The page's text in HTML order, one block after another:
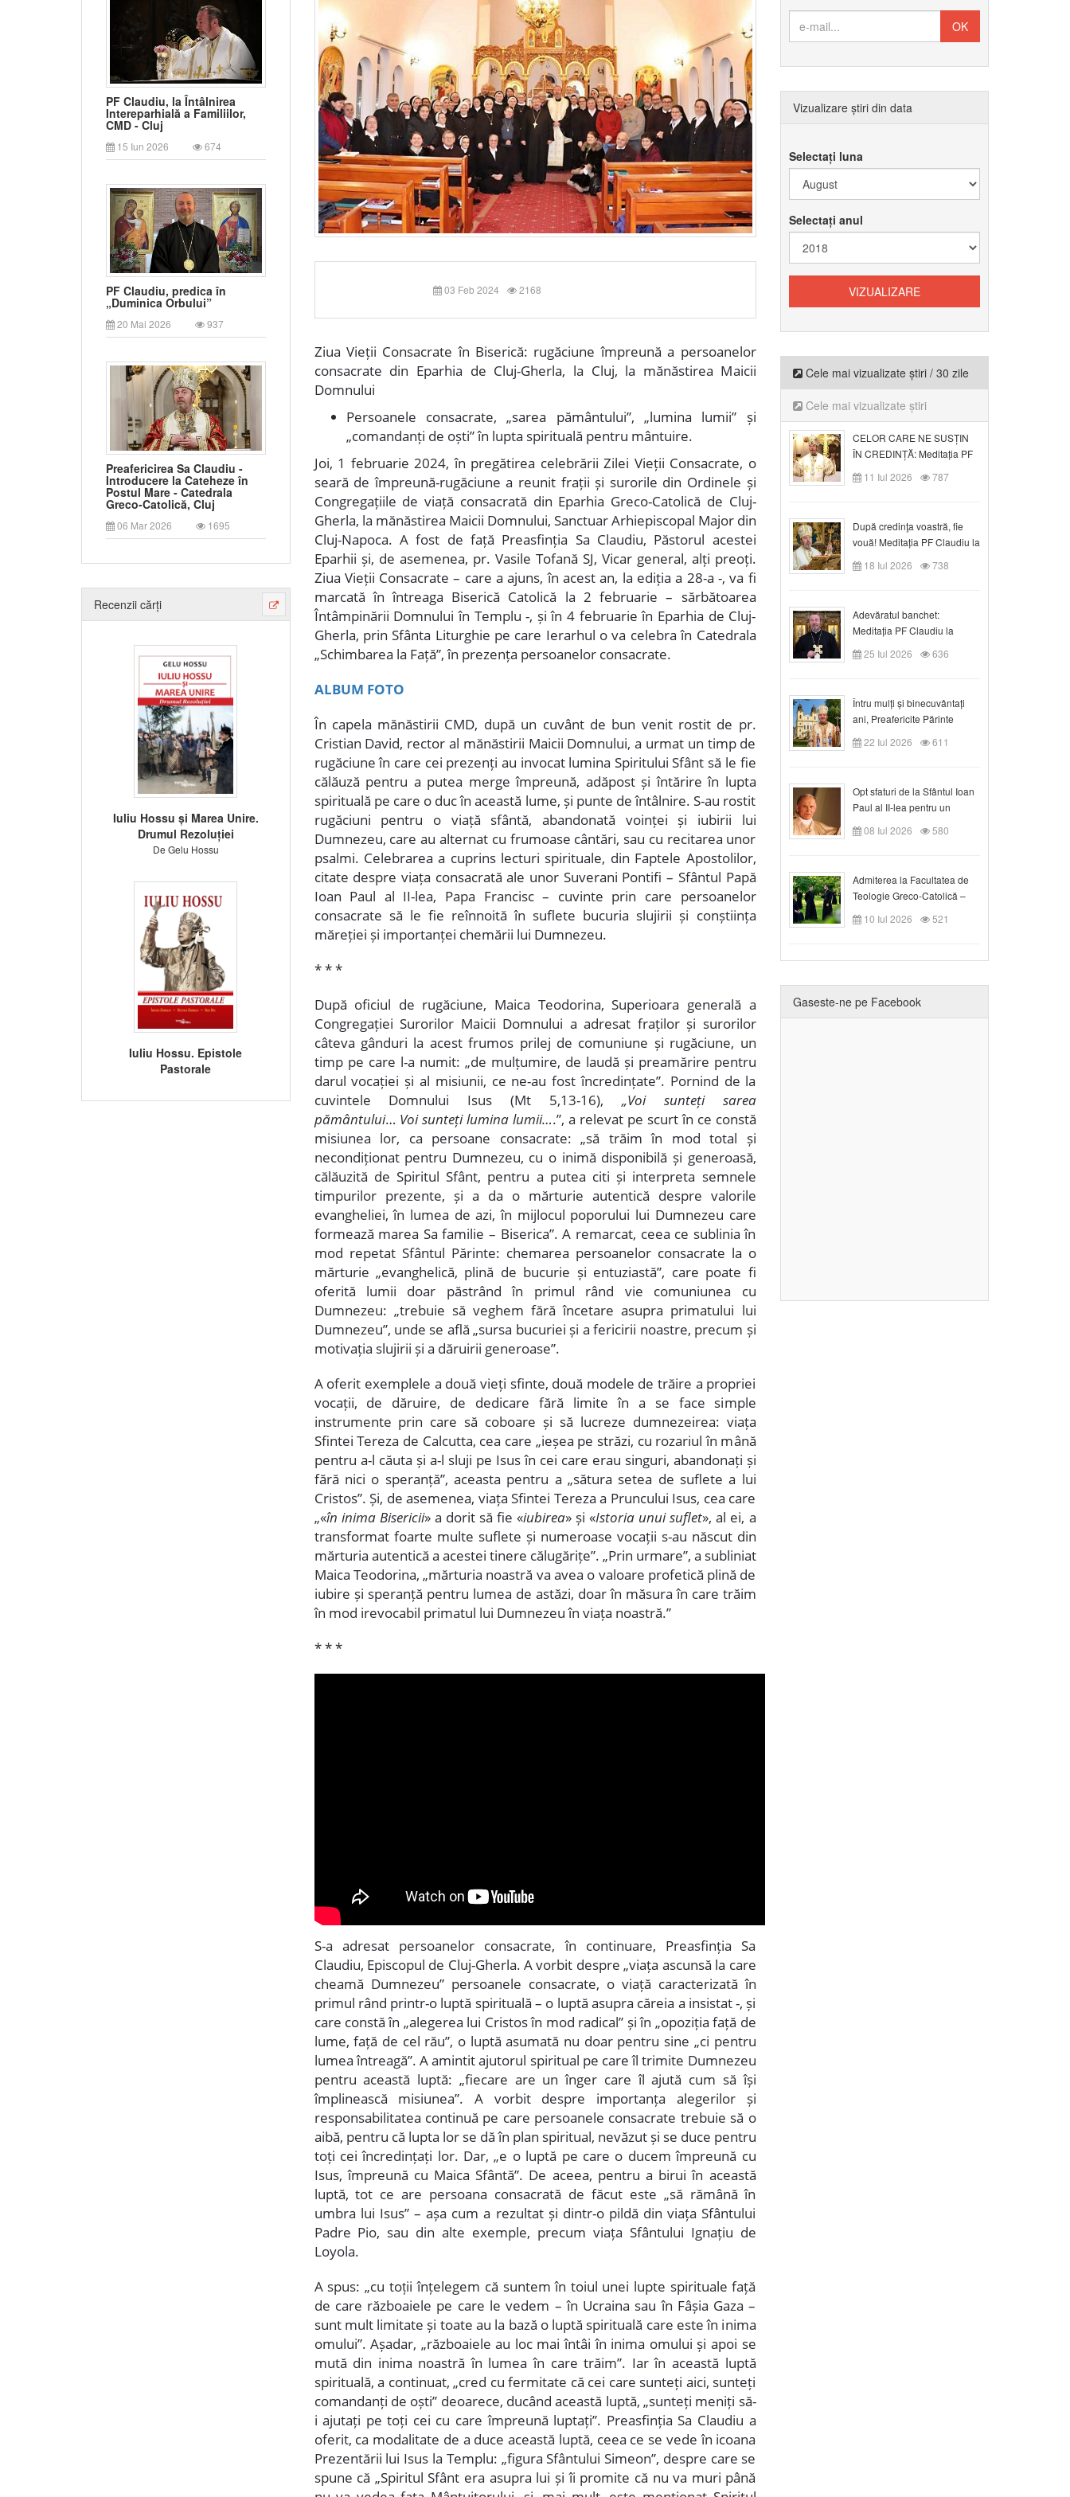
PF Claudiu, la Întâlnirea
Intereparhială a Familiilor,
CMD - Cluj
15 Iun 2026 674
PF Claudiu, predica în
„Duminica Orbului”
20 Mai 2026 937
Preafericirea Sa Claudiu -
Introducere la Cateheze în
Postul Mare - Catedrala
Greco-Catolică, Cluj
06 Mar 2026 1695
Recenzii cărți
Iuliu Hossu și Marea Unire.
Drumul Rezoluției
De Gelu Hossu
Iuliu Hossu. Epistole
Pastorale
03 Feb 2024 2168
Ziua Vieții Consacrate în Biserică: rugăciune împreună a persoanelor
consacrate din Eparhia de Cluj-Gherla, la Cluj, la mănăstirea Maicii
Domnului
Persoanele consacrate, „sarea pământului”, „lumina lumii” și
„comandanți de oști” în lupta spirituală pentru mântuire.
Joi, 1 februarie 2024, în pregătirea celebrării Zilei Vieții Consacrate, o
seară de împreună-rugăciune a reunit frații și surorile din Ordinele și
Congregațiile de viață consacrată din Eparhia Greco-Catolică de Cluj-
Gherla, la mănăstirea Maicii Domnului, Sanctuar Arhiepiscopal Major din
Cluj-Napoca. A fost de față Preasfinția Sa Claudiu, Păstorul acestei
Eparhii și, de asemenea, pr. Vasile Tofană SJ, Vicar general, alți preoți.
Ziua Vieții Consacrate – care a ajuns, în acest an, la ediția a 28-a -, va fi
marcată în întreaga Biserică Catolică la 2 februarie – sărbătoarea
Întâmpinării Domnului în Templu -, și în 4 februarie în Eparhia de Cluj-
Gherla, prin Sfânta Liturghie pe care Ierarhul o va celebra în Catedrala
„Schimbarea la Față”, în prezența persoanelor consacrate.
ALBUM FOTO
În capela mănăstirii CMD, după un cuvânt de bun venit rostit de pr.
Cristian David, rector al mănăstirii Maicii Domnului, a urmat un timp de
rugăciune în care cei prezenți au invocat lumina Spiritului Sfânt să le fie
călăuză pentru a putea merge împreună, adăpost și întărire în lupta
spirituală pe care o duc în această lume, și punte de întâlnire. S-au rostit
rugăciuni pentru o viață sfântă, abandonată voinței și iubirii lui
Dumnezeu, care au alternat cu frumoase cântări, sau cu recitarea unor
psalmi. Celebrarea a cuprins lecturi spirituale, din Faptele Apostolilor,
citate despre viața consacrată ale unor Suverani Pontifi – Sfântul Papă
Ioan Paul al II-lea, Papa Francisc – cuvinte prin care persoanelor
consacrate să le fie reînnoită în suflete bucuria slujirii și conștiința
măreției și importanței chemării lui Dumnezeu.
* * *
După oficiul de rugăciune, Maica Teodorina, Superioara generală a
Congregației Surorilor Maicii Domnului a adresat fraților și surorilor
câteva gânduri la acest frumos prilej de comuniune și rugăciune, un
timp pe care l-a numit: „de mulțumire, de laudă și preamărire pentru
darul vocației și al misiunii, ce ne-au fost încredințate”. Pornind de la
cuvintele Domnului Isus (Mt 5,13-16), „Voi sunteți sarea
pământului… Voi sunteți lumina lumii….”, a relevat pe scurt în ce constă
misiunea lor, ca persoane consacrate: „să trăim în mod total și
necondiționat pentru Dumnezeu, cu o inimă disponibilă și generoasă,
călăuzită de Spiritul Sfânt, pentru a putea citi și interpreta semnele
timpurilor prezente, și a da o mărturie autentică despre valorile
evangheliei, în lumea de azi, în mijlocul poporului lui Dumnezeu care
formează marea Sa familie – Biserica”. A remarcat, ceea ce sublinia în
mod repetat Sfântul Părinte: chemarea persoanelor consacrate la o
mărturie „evanghelică, plină de bucurie și entuziastă”, care poate fi
oferită lumii doar păstrând în primul rând vie comuniunea cu
Dumnezeu: „trebuie să veghem fără încetare asupra primatului lui
Dumnezeu”, unde se află „sursa bucuriei și a fericirii noastre, precum și
motivația slujirii și a dăruirii generoase”.
A oferit exemplele a două vieți sfinte, două modele de trăire a propriei
vocații, de dăruire, de dedicare fără limite în a se face simple
instrumente prin care să coboare și să lucreze dumnezeirea: viața
Sfintei Tereza de Calcutta, cea care „ieșea pe străzi, cu rozariul în mână
pentru a-l căuta și a-l sluji pe Isus în cei care erau singuri, abandonați și
fără nici o speranță”, aceasta pentru a „sătura setea de suflete a lui
Cristos”. Și, de asemenea, viața Sfintei Tereza a Pruncului Isus, cea care
„«în inima Bisericii» a dorit să fie «iubirea» și «Istoria unui suflet», al ei, a
transformat foarte multe suflete și numeroase vocații s-au născut din
mărturia autentică a acestei tinere călugărițe”. „Prin urmare”, a subliniat
Maica Teodorina, „mărturia noastră va avea o valoare profetică plină de
iubire și speranță pentru lumea de astăzi, doar în măsura în care trăim
în mod irevocabil primatul lui Dumnezeu în viața noastră.”
* * *
S-a adresat persoanelor consacrate, în continuare, Preasfinția Sa
Claudiu, Episcopul de Cluj-Gherla. A vorbit despre „viața ascunsă la care
cheamă Dumnezeu” persoanele consacrate, o viață caracterizată în
primul rând printr-o luptă spirituală – o luptă asupra căreia a insistat -, și
care constă în „alegerea lui Cristos în mod radical” și în „opoziția față de
lume, față de cel rău”, o luptă asumată nu doar pentru sine „ci pentru
lumea întreagă”. A amintit ajutorul spiritual pe care îl trimite Dumnezeu
pentru această luptă: „fiecare are un înger care îl ajută cum să își
împlinească misiunea”. A vorbit despre importanța alegerilor și
responsabilitatea continuă pe care persoanele consacrate trebuie să o
aibă, pentru că lupta lor se dă în plan spiritual, nevăzut și se duce pentru
toți cei încredințați lor. Dar, „e o luptă pe care o ducem împreună cu
Isus, împreună cu Maica Sfântă”. De aceea, pentru a birui în această
luptă, tot ce are persoana consacrată de făcut este „să rămână în
umbra lui Isus” – așa cum a rezultat și dintr-o pildă din viața Sfântului
Padre Pio, sau din alte exemple, precum viața Sfântului Ignațiu de
Loyola.
A spus: „cu toții înțelegem că suntem în toiul unei lupte spirituale față
de care războaiele pe care le vedem – în Ucraina sau în Fâșia Gaza –
sunt mult limitate și toate au la bază o luptă spirituală care este în inima
omului”. Așadar, „războaiele au loc mai întâi în inima omului și apoi se
mută din inima noastră în lumea în care trăim”. Iar în această luptă
spirituală, a continuat, „cred cu fermitate că cei care sunteți aici, sunteți
comandanți de oști” deoarece, ducând această luptă, „sunteți meniți să-
i ajutați pe toți cei cu care împreună luptați”. Preasfinția Sa Claudiu a
oferit, ca modalitate de a duce această luptă, ceea ce se vede în icoana
Prezentării lui Isus la Templu: „figura Sfântului Simeon”, despre care se
spune că „Spiritul Sfânt era asupra lui și îi promite că nu va muri până
Vizualizare știri din data
Selectați luna
Selectați anul
Cele mai vizualizate știri / 30 zile
Cele mai vizualizate știri
CELOR CARE NE SUSȚIN
ÎN CREDINȚĂ: Meditația PF
Claudiu la Duminica a VI-a
după Rusalii
11 Iul 2026 787
După credinţa voastră, fie
vouă! Meditația PF Claudiu la
duminica a VII-a după Rusalii
18 Iul 2026 738
Adevăratul banchet:
Meditația PF Claudiu la
Duminica a VIII-a după
Rusalii
25 Iul 2026 636
Întru mulți și binecuvântați
ani, Preafericite Părinte
Claudiu!
22 Iul 2026 611
Opt sfaturi de la Sfântul Ioan
Paul al II-lea pentru un
creștin
08 Iul 2026 580
Admiterea la Facultatea de
Teologie Greco-Catolică –
Departamentul Blaj în anul
universitar 2026/2027
10 Iul 2026 521
Gaseste-ne pe Facebook